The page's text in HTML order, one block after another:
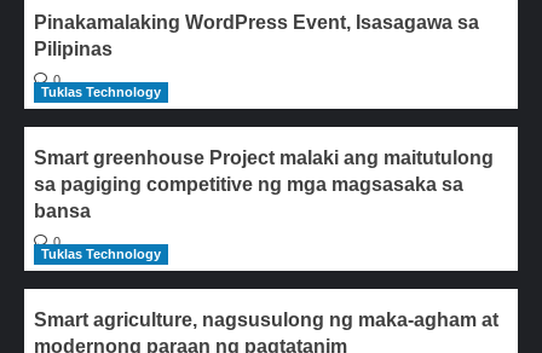
Pinakamalaking WordPress Event, Isasagawa sa
Pilipinas
0
Tuklas Technology
Smart greenhouse Project malaki ang maitutulong
sa pagiging competitive ng mga magsasaka sa
bansa
0
Tuklas Technology
Smart agriculture, nagsusulong ng maka-agham at
modernong paraan ng pagtatanim